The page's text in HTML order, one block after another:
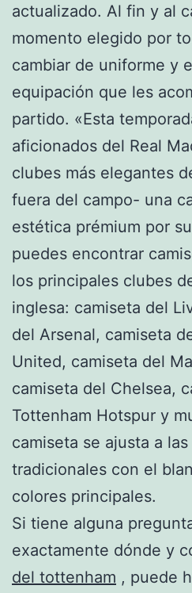
actualizado. Al fin y al
momento elegido por
cambiar de uniforme y
equipación que les
partido. «Esta
aficionados del Real
clubes más elegantes
fuera del campo- una
estética prémium por
puedes encontrar
los principales clubes
inglesa: camiseta del
del Arsenal, camiseta
United, camiseta del
camiseta del Chelsea,
Tottenham Hotspur y
camiseta se ajusta a
tradicionales con el
colores principales.
Si tiene alguna
exactamente dónde y
del tottenham , puede